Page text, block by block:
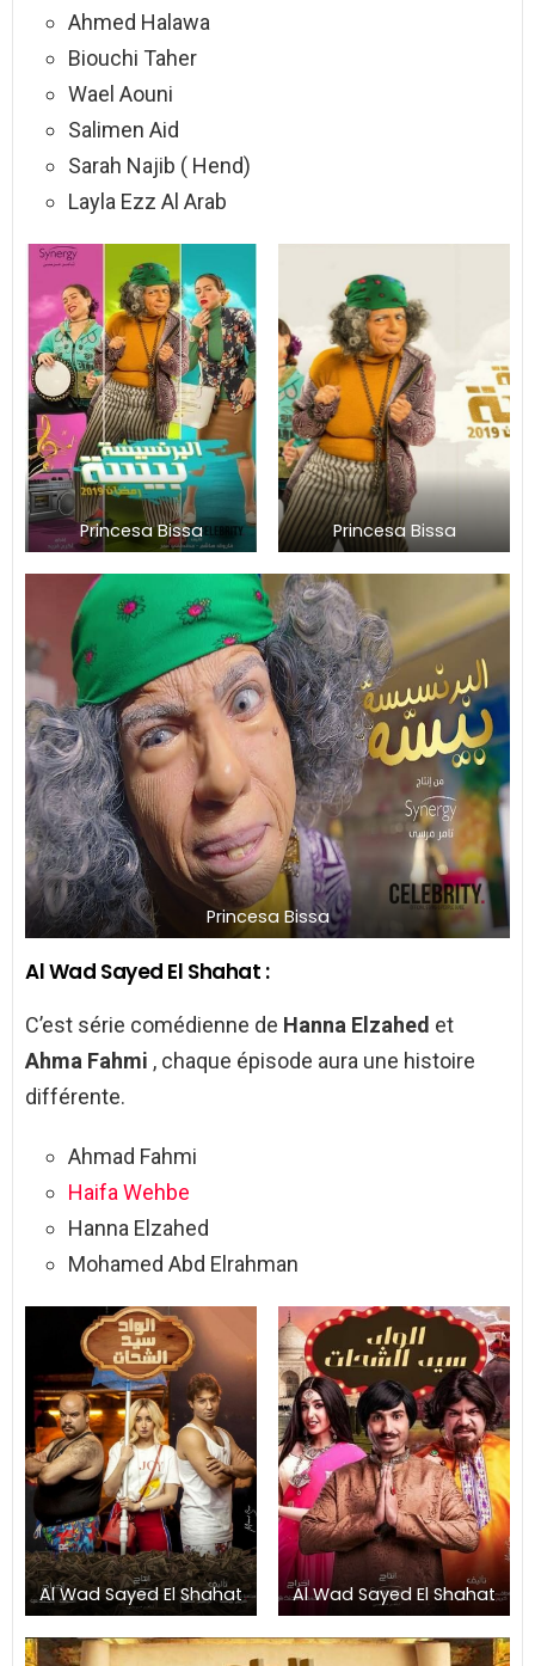
Ahmed Halawa
Biouchi Taher
Wael Aouni
Salimen Aid
Sarah Najib ( Hend)
Layla Ezz Al Arab
Princesa Bissa Princesa Bissa
Princesa Bissa
Al Wad Sayed El Shahat :
C’est série comédienne de Hanna Elzahed et
Ahma Fahmi , chaque épisode aura une histoire
différente.
Ahmad Fahmi
Haifa Wehbe
Hanna Elzahed
Mohamed Abd Elrahman
Al Wad Sayed El Shahat Al Wad Sayed El Shahat